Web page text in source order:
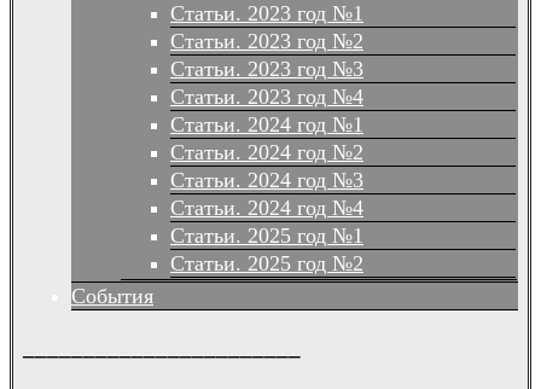
Статьи. 2023 год №1
Статьи. 2023 год №2
Статьи. 2023 год №3
Статьи. 2023 год №4
Статьи. 2024 год №1
Статьи. 2024 год №2
Статьи. 2024 год №3
Статьи. 2024 год №4
Статьи. 2025 год №1
Статьи. 2025 год №2
События